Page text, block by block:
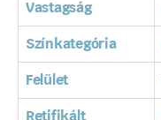
Vastagság
Színkategória
Felület
Retifikált